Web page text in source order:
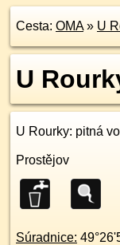
Cesta: OMA» U
U
U Rourky: pitná
Prostějov
Súradnice: